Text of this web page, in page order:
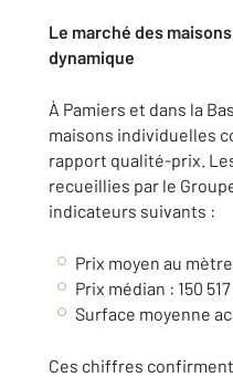
Le marché des
dynamique
À Pamiers et dans la
maisons individuelles
rapport qualité-prix.
recueillies par le
indicateurs suivants :
Prix moyen au
Prix médian : 150
Surface moyenne
Ces chiffres